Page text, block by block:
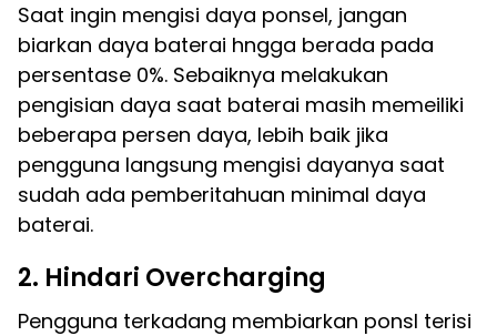
Saat ingin mengisi daya ponsel, jangan
biarkan daya baterai hngga berada pada
persentase 0%. Sebaiknya melakukan
pengisian daya saat baterai masih memeiliki
beberapa persen daya, lebih baik jika
pengguna langsung mengisi dayanya saat
sudah ada pemberitahuan minimal daya
baterai.
2. Hindari Overcharging
Pengguna terkadang membiarkan ponsl terisi